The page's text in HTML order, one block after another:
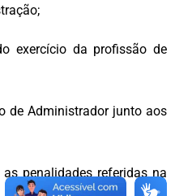
exercício da profissão de
de Administrador junto aos
penalidades referidas na